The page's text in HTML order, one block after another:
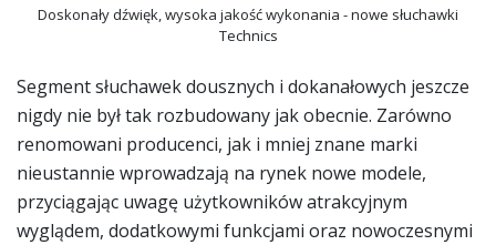
Doskonały dźwięk, wysoka jakość wykonania - nowe słuchawki
Technics
Segment słuchawek dousznych i dokanałowych jeszcze
nigdy nie był tak rozbudowany jak obecnie. Zarówno
renomowani producenci, jak i mniej znane marki
nieustannie wprowadzają na rynek nowe modele,
przyciągając uwagę użytkowników atrakcyjnym
wyglądem, dodatkowymi funkcjami oraz nowoczesnymi